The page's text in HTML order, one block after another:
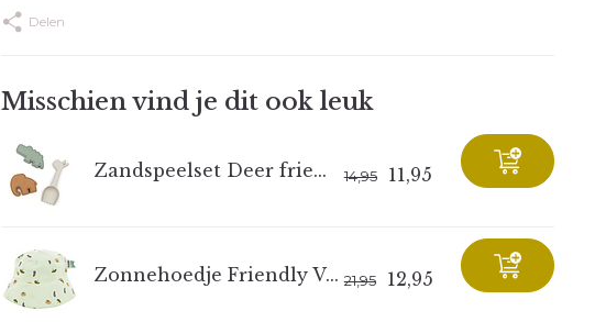
Delen
Misschien vind je dit ook leuk
Zandspeelset Deer frie... 14,95 11,95
Zonnehoedje Friendly V... 21,95 12,95